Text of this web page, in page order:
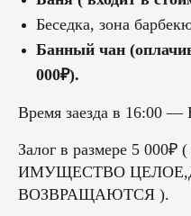
Беседка, зона
Банный чан
000₽).
Время заезда в 16:00 —
Залог в размере 5
ИМУЩЕСТВО
ВОЗВРАЩАЮТСЯ ).